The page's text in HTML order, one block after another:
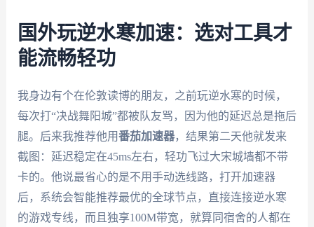
国外玩逆水寒加速：选对工具才
能流畅轻功
我身边有个在伦敦读博的朋友，之前玩逆水寒的时候，
每次打“决战舞阳城”都被队友骂，因为他的延迟总是拖后
腿。后来我推荐他用番茄加速器，结果第二天他就发来
截图：延迟稳定在45ms左右，轻功飞过大宋城墙都不带
卡的。他说最省心的是不用手动选线路，打开加速器
后，系统会智能推荐最优的全球节点，直接连接逆水寒
的游戏专线，而且独享100M带宽，就算同宿舍的人都在